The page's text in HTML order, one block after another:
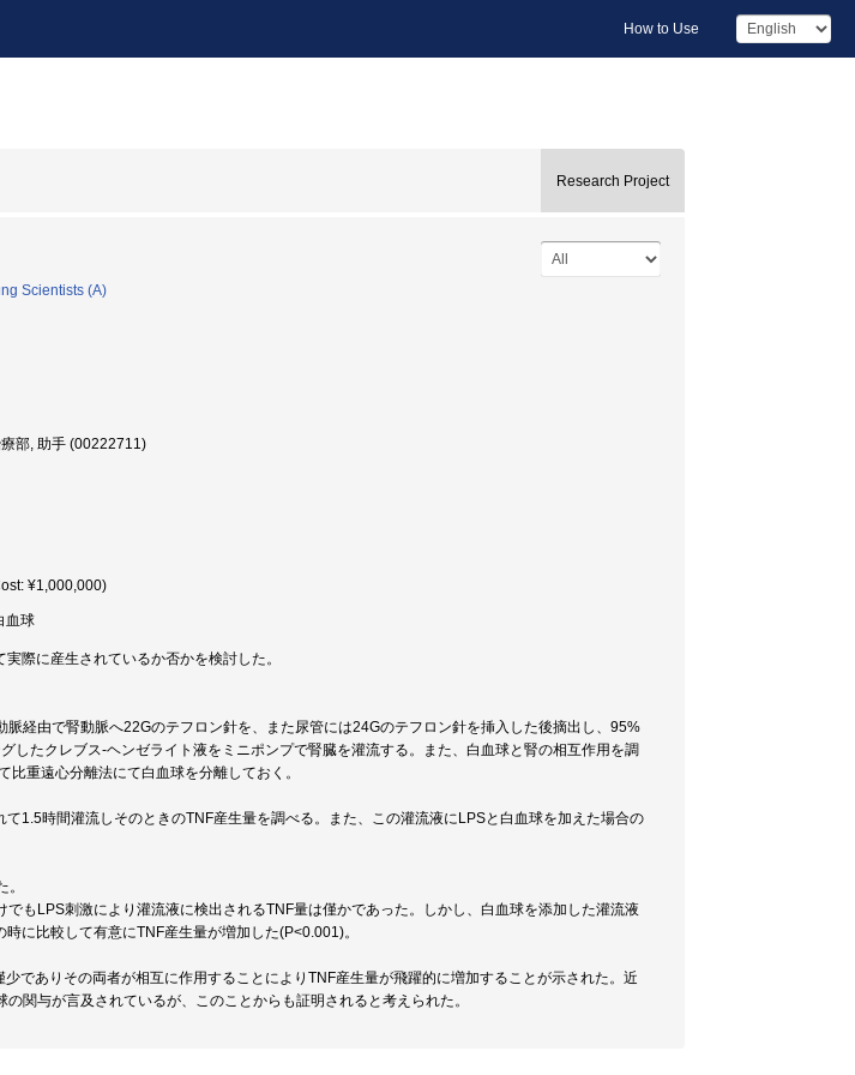
How to Use
Research Project
Scientists (A)
部, 助手 (00222711)
¥1,000,000)
血球
際に産生されているか否かを検討した。
脈経由で腎動脈へ22Gのテフロン針を、また尿管には24Gのテフロン針を挿入した後摘出し、95%
したクレブス-ヘンゼライト液をミニポンプで腎臓を灌流する。また、白血球と腎の相互作用を調
重遠心分離法にて白血球を分離しておく。
1.5時間灌流しそのときのTNF産生量を調べる。また、この灌流液にLPSと白血球を加えた場合の
でもLPS刺激により灌流液に検出されるTNF量は僅かであった。しかし、白血球を添加した灌流液
に比較して有意にTNF産生量が増加した(P<0.001)。
でありその両者が相互に作用することによりTNF産生量が飛躍的に増加することが示された。近
関与が言及されているが、このことからも証明されると考えられた。